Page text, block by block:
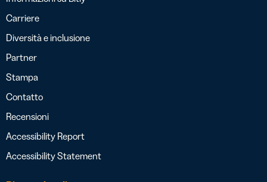
Carriere
Diversità e inclusione
Partner
Stampa
Contatto
Recensioni
Accessibility Report
Accessibility Statement